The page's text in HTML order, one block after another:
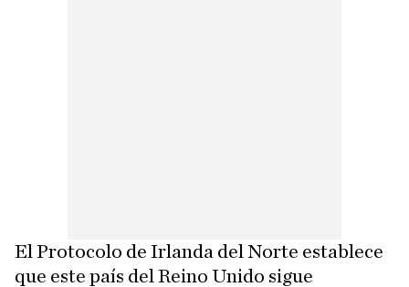
El Protocolo de Irlanda del Norte establece
que este país del Reino Unido sigue